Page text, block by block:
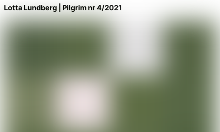
Lotta Lundberg | Pilgrim nr 4/2021